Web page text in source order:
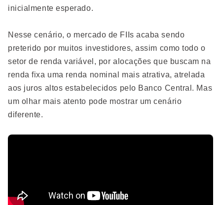
inicialmente esperado.
Nesse cenário, o mercado de FIIs acaba sendo
preterido por muitos investidores, assim como todo o
setor de renda variável, por alocações que buscam na
renda fixa uma renda nominal mais atrativa, atrelada
aos juros altos estabelecidos pelo Banco Central. Mas
um olhar mais atento pode mostrar um cenário
diferente.